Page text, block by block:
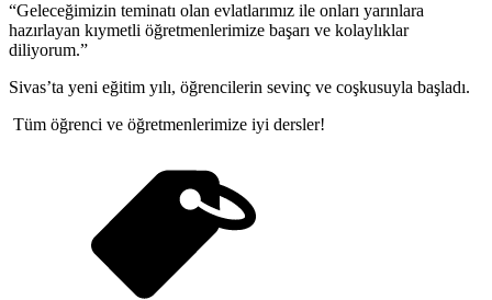
“Geleceğimizin teminatı olan evlatlarımız ile onları yarınlara
hazırlayan kıymetli öğretmenlerimize başarı ve kolaylıklar
diliyorum.”
Sivas’ta yeni eğitim yılı, öğrencilerin sevinç ve coşkusuyla başladı.
️ Tüm öğrenci ve öğretmenlerimize iyi dersler!